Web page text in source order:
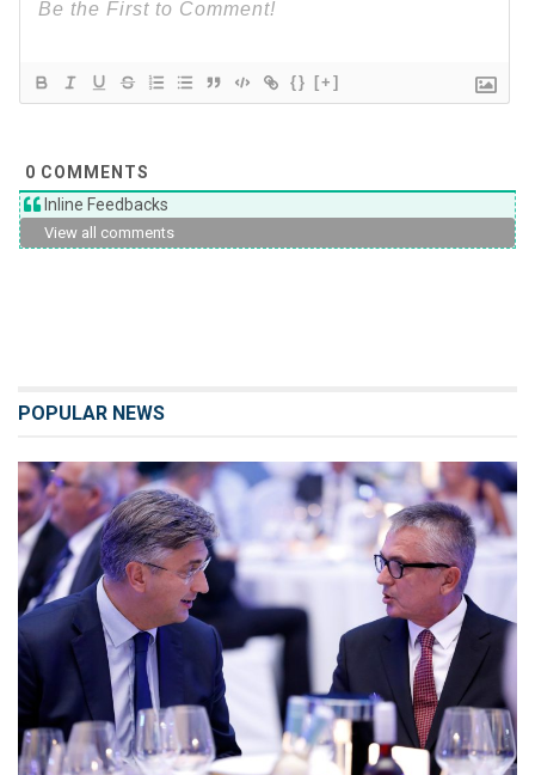
{} [+]
0 COMMENTS
Inline Feedbacks
View all comments
POPULAR NEWS